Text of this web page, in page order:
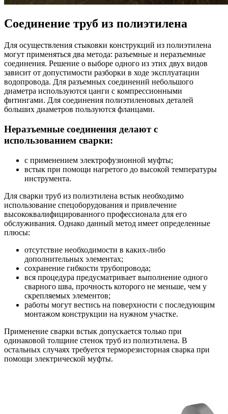
Соединение труб из полиэтилена
Для осуществления стыковки конструкций из полиэтилена
могут применяться два метода: разъемные и неразъемные
соединения. Решение о выборе одного из этих двух видов
зависит от допустимости разборки в ходе эксплуатации
водопровода. Для разъемных соединений небольшого
диаметра используются цанги с компрессионными
фитингами. Для соединения полиэтиленовых деталей
больших диаметров пользуются фланцами.
Неразъемные соединения делают с
использованием сварки:
с применением электрофузионной муфты;
встык при помощи нагретого до высокой температуры
инструмента.
Для сварки труб из полиэтилена встык необходимо
использование спецоборудования и привлечение
высококвалифицированного профессионала для его
обслуживания. Однако данный метод имеет определенные
плюсы:
отсутствие необходимости в каких-либо
дополнительных элементах;
сохранение гибкости трубопровода;
вся процедура предусматривает выполнение одного
сварного шва, прочность которого не меньше, чем у
скрепляемых элементов;
работы могут вестись на поверхности с последующим
монтажом конструкции на нужном участке.
Применение сварки встык допускается только при
одинаковой толщине стенок труб из полиэтилена. В
остальных случаях требуется терморезисторная сварка при
помощи электрической муфты.